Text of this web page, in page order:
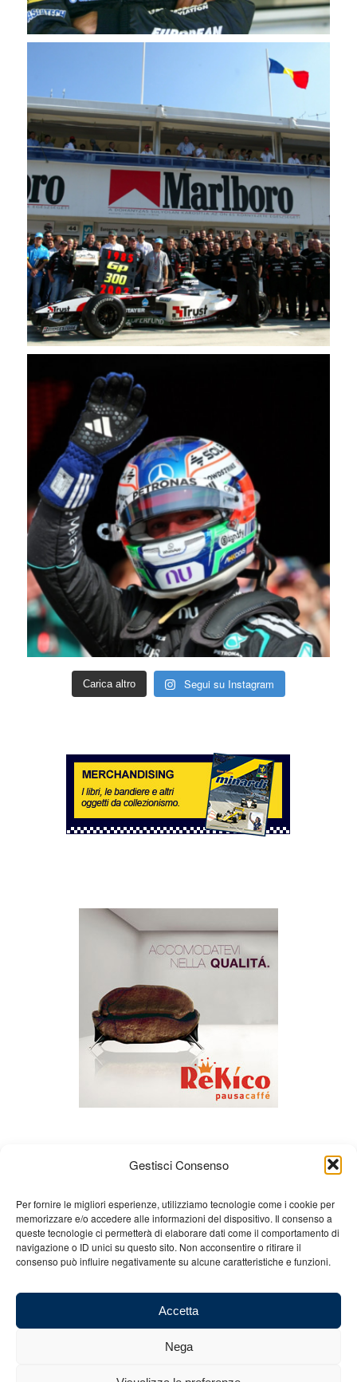
Gestisci Consenso
Per fornire le migliori esperienze, utilizziamo tecnologie come i cookie per
memorizzare e/o accedere alle informazioni del dispositivo. Il consenso a
queste tecnologie ci permetterà di elaborare dati come il comportamento di
navigazione o ID unici su questo sito. Non acconsentire o ritirare il
consenso può influire negativamente su alcune caratteristiche e funzioni.
Accetta
Nega
Carica altro Segui su Instagram
Chi siamo Gian Carlo Minardi
Gear
Merchandising
Partners Contatti